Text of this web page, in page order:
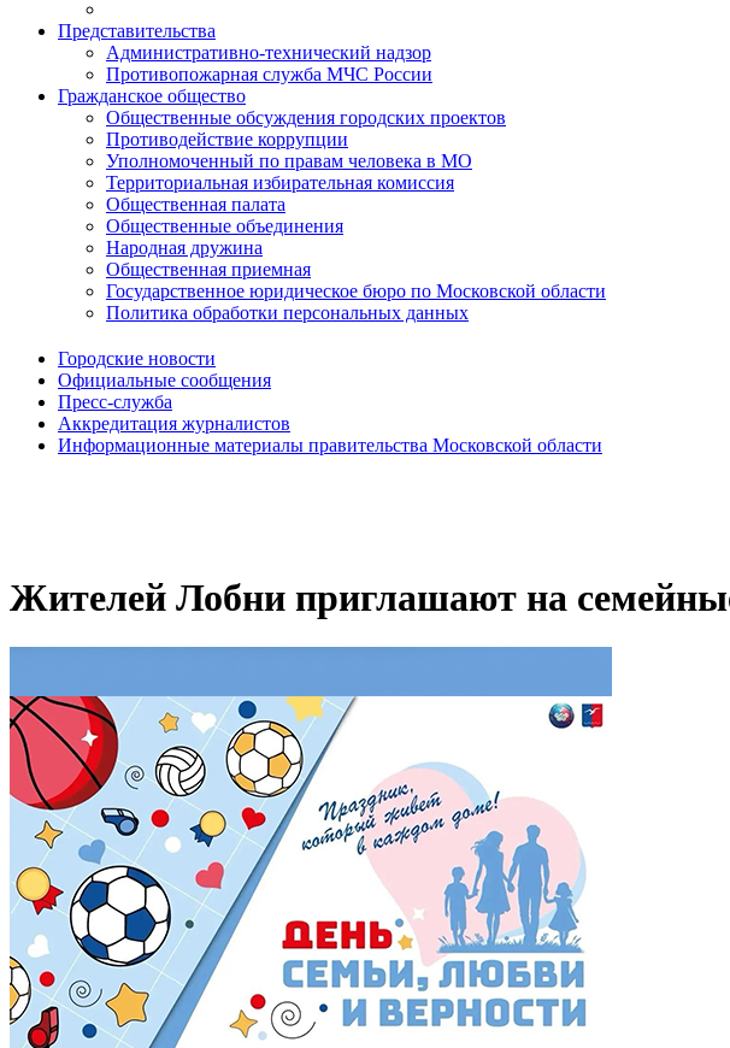
Представительства
Административно-технический надзор
Противопожарная служба МЧС России
Гражданское общество
Общественные обсуждения городских проектов
Противодействие коррупции
Уполномоченный по правам человека в МО
Территориальная избирательная комиссия
Общественная палата
Общественные объединения
Народная дружина
Общественная приемная
Государственное юридическое бюро по Московской области
Политика обработки персональных данных
Городские новости
Официальные сообщения
Пресс-служба
Аккредитация журналистов
Информационные материалы правительства Московской области
Жителей Лобни приглашают на